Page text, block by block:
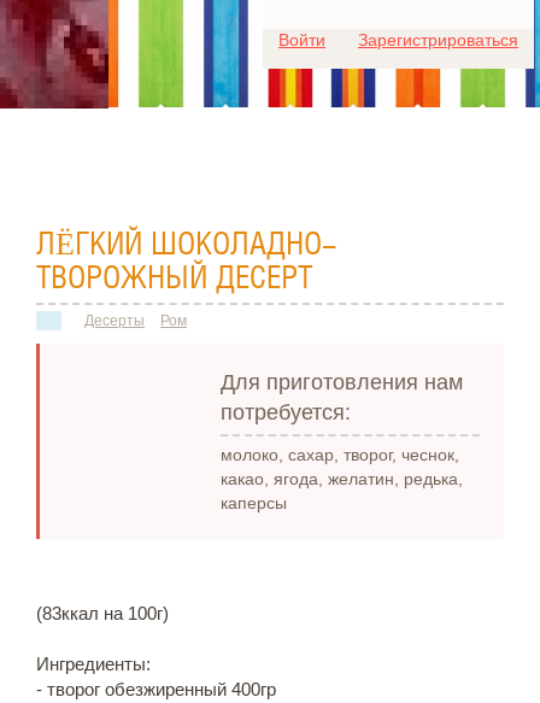
Войти Зарегистрироваться
ЛЁГКИЙ ШОКОЛАДНО-
ТВОРОЖНЫЙ ДЕСЕРТ
Десерты Ром
Для приготовления нам
потребуется:
молоко, сахар, творог, чеснок,
какао, ягода, желатин, редька,
каперсы
(83ккал на 100г)
Ингредиенты:
- творог обезжиренный 400гр
Для любых предложений по